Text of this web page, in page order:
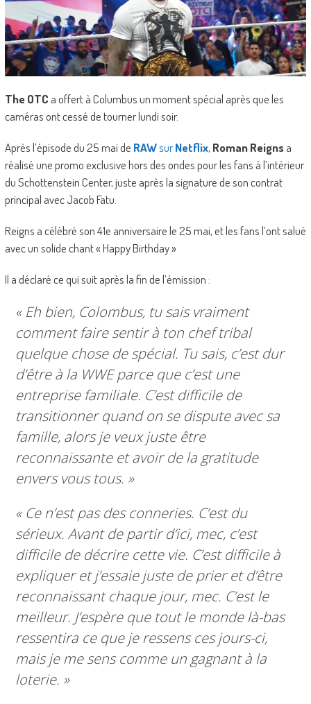
The OTC a offert à Columbus un moment spécial après que les
caméras ont cessé de tourner lundi soir.
Après l’épisode du 25 mai de RAWsurNetflix, Roman Reignsa
réalisé une promo exclusive hors des ondes pour les fans à l’intérieur
du Schottenstein Center, juste après la signature de son contrat
principal avec Jacob Fatu.
Reigns a célébré son 41e anniversaire le 25 mai, et les fans l’ont salué
avec un solide chant « Happy Birthday »
Il a déclaré ce qui suit après la fin de l’émission :
« Eh bien, Colombus, tu sais vraiment
comment faire sentir à ton chef tribal
quelque chose de spécial. Tu sais, c’est dur
d’être à la WWE parce que c’est une
entreprise familiale. C’est difficile de
transitionner quand on se dispute avec sa
famille, alors je veux juste être
reconnaissante et avoir de la gratitude
envers vous tous. »
« Ce n’est pas des conneries. C’est du
sérieux. Avant de partir d’ici, mec, c’est
difficile de décrire cette vie. C’est difficile à
expliquer et j’essaie juste de prier et d’être
reconnaissant chaque jour, mec. C’est le
meilleur. J’espère que tout le monde là-bas
ressentira ce que je ressens ces jours-ci,
mais je me sens comme un gagnant à la
loterie. »